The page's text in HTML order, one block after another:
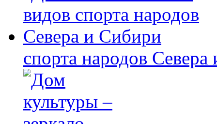
спорта народов